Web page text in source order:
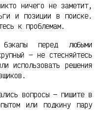
ничего не заметит,
и позиции в поиске.
к проблемам.
перед любыми
— не стесняйтесь
использовать решения
вопросы — пишите в
или подкину пару